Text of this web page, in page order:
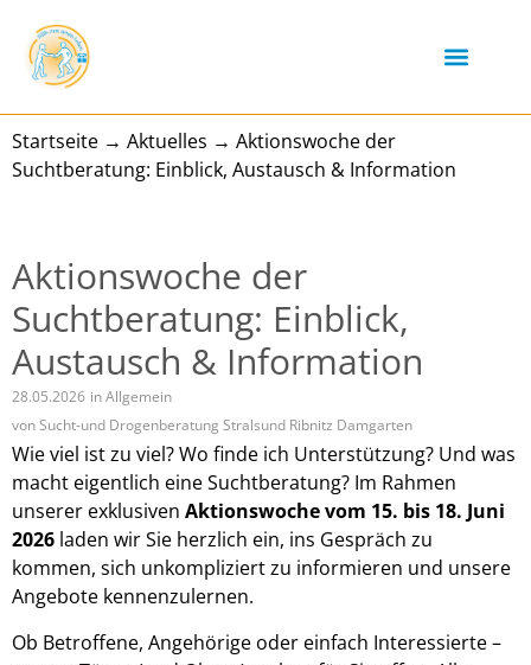
Startseite → Aktuelles → Aktionswoche der
Suchtberatung: Einblick, Austausch & Information
Aktionswoche der
Suchtberatung: Einblick,
Austausch & Information
28.05.2026 inAllgemein
vonSucht-und Drogenberatung Stralsund Ribnitz Damgarten
Wie viel ist zu viel? Wo finde ich Unterstützung? Und was
macht eigentlich eine Suchtberatung? Im Rahmen
unserer exklusiven Aktionswoche vom 15. bis 18. Juni
2026 laden wir Sie herzlich ein, ins Gespräch zu
kommen, sich unkompliziert zu informieren und unsere
Angebote kennenzulernen.
Ob Betroffene, Angehörige oder einfach Interessierte –